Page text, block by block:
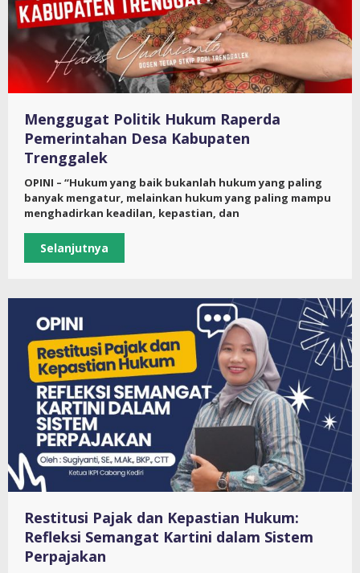
Menggugat Politik Hukum Raperda
Pemerintahan Desa Kabupaten
Trenggalek
OPINI – “Hukum yang baik bukanlah hukum yang paling
banyak mengatur, melainkan hukum yang paling mampu
menghadirkan keadilan, kepastian, dan
Selanjutnya
Restitusi Pajak dan Kepastian Hukum:
Refleksi Semangat Kartini dalam Sistem
Perpajakan